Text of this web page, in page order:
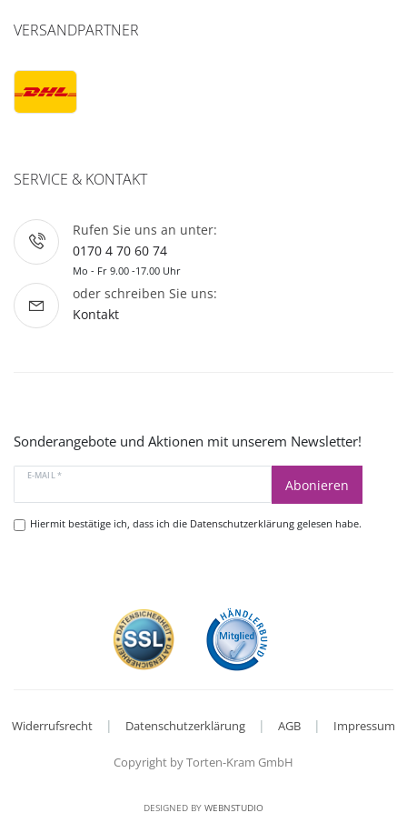
VERSANDPARTNER
SERVICE & KONTAKT
Rufen Sie uns an unter:
0170 4 70 60 74
Mo - Fr 9.00 -17.00 Uhr
oder schreiben Sie uns:
Kontakt
Sonderangebote und Aktionen mit unserem Newsletter!
E-MAIL *
Abonieren
Hiermit bestätige ich, dass ich die Datenschutzerklärunggelesen habe.
Widerrufsrecht | Datenschutzerklärung | AGB | Impressum
Copyright by Torten-Kram GmbH
DESIGNED BY WEBNSTUDIO